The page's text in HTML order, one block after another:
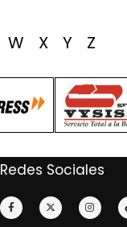
W X Y Z
Redes Sociales